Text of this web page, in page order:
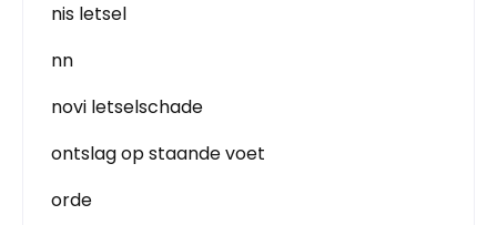
nis letsel
nn
novi letselschade
ontslag op staande voet
orde